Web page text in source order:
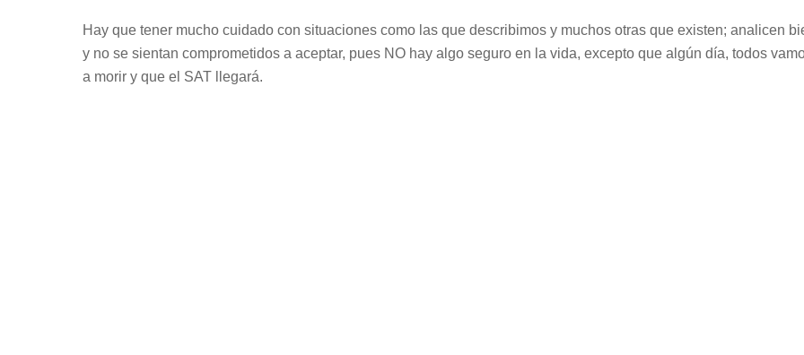
Hay que tener mucho cuidado con situaciones como las que describimos y muchos otras que existen; analicen
y no se sientan comprometidos a aceptar, pues NO hay algo seguro en la vida, excepto que algún día, todos
a morir y que el SAT llegará.